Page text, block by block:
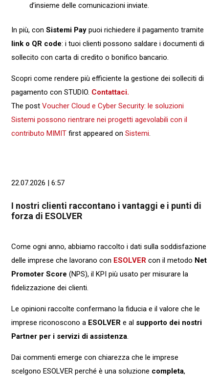
d’insieme delle comunicazioni inviate.
In più, con Sistemi Paypuoi richiedere il pagamento tramite
link o QR code: i tuoi clienti possono saldare i documenti di
sollecito con carta di credito o bonifico bancario.
Scopri come rendere più efficiente la gestione dei solleciti di
pagamento con STUDIO. Contattaci.
The post Voucher Cloud e Cyber Security: le soluzioni
Sistemi possono rientrare nei progetti agevolabili con il
contributo MIMITfirst appeared on Sistemi.
22.07.2026 | 6:57
I nostri clienti raccontano i vantaggi e i punti di
forza di ESOLVER
Come ogni anno, abbiamo raccolto i dati sulla soddisfazione
delle imprese che lavorano con ESOLVER con il metodo Net
Promoter Score (NPS), il KPI più usato per misurare la
fidelizzazione dei clienti.
Le opinioni raccolte confermano la fiducia e il valore che le
imprese riconoscono a ESOLVER e al supporto dei nostri
Partner per i servizi di assistenza.
Dai commenti emerge con chiarezza che le imprese
scelgono ESOLVER perché è una soluzione completa,